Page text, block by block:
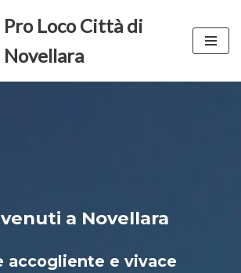
Pro Loco Città di
Novellara
a Novellara
accogliente e vivace